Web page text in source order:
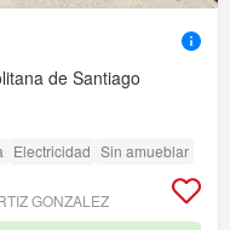
de Santiago
Electricidad Sin amueblar
GONZALEZ